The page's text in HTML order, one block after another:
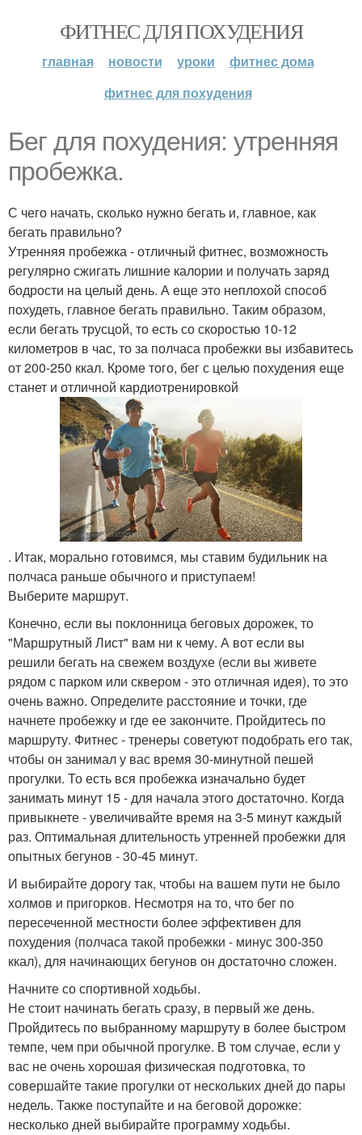
ФИТНЕС ДЛЯ ПОХУДЕНИЯ
главная новости уроки
фитнес дома
фитнес для похудения
Бег для похудения: утренняя
пробежка.
С чего начать, сколько нужно бегать и, главное, как
бегать правильно?
Утренняя пробежка - отличный фитнес, возможность
регулярно сжигать лишние калории и получать заряд
бодрости на целый день. А еще это неплохой способ
похудеть, главное бегать правильно. Таким образом,
если бегать трусцой, то есть со скоростью 10-12
километров в час, то за полчаса пробежки вы избавитесь
от 200-250 ккал. Кроме того, бег с целью похудения еще
станет и отличной кардиотренировкой
. Итак, морально готовимся, мы ставим будильник на
полчаса раньше обычного и приступаем!
Выберите маршрут.
Конечно, если вы поклонница беговых дорожек, то
"Маршрутный Лист" вам ни к чему. А вот если вы
решили бегать на свежем воздухе (если вы живете
рядом с парком или сквером - это отличная идея), то это
очень важно. Определите расстояние и точки, где
начнете пробежку и где ее закончите. Пройдитесь по
маршруту. Фитнес - тренеры советуют подобрать его так,
чтобы он занимал у вас время 30-минутной пешей
прогулки. То есть вся пробежка изначально будет
занимать минут 15 - для начала этого достаточно. Когда
привыкнете - увеличивайте время на 3-5 минут каждый
раз. Оптимальная длительность утренней пробежки для
опытных бегунов - 30-45 минут.
И выбирайте дорогу так, чтобы на вашем пути не было
холмов и пригорков. Несмотря на то, что бег по
пересеченной местности более эффективен для
похудения (полчаса такой пробежки - минус 300-350
ккал), для начинающих бегунов он достаточно сложен.
Начните со спортивной ходьбы.
Не стоит начинать бегать сразу, в первый же день.
Пройдитесь по выбранному маршруту в более быстром
темпе, чем при обычной прогулке. В том случае, если у
вас не очень хорошая физическая подготовка, то
совершайте такие прогулки от нескольких дней до пары
недель. Также поступайте и на беговой дорожке:
несколько дней выбирайте программу ходьбы.